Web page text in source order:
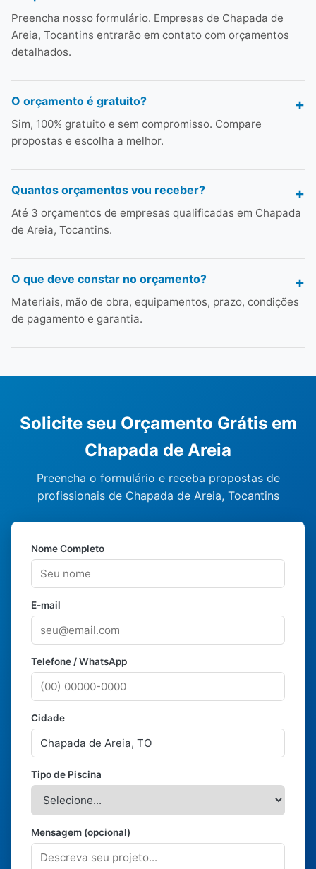
Preencha nosso formulário. Empresas de Chapada de
Areia, Tocantins entrarão em contato com orçamentos
detalhados.
O orçamento é gratuito?
Sim, 100% gratuito e sem compromisso. Compare
propostas e escolha a melhor.
Quantos orçamentos vou receber?
Até 3 orçamentos de empresas qualificadas em Chapada
de Areia, Tocantins.
O que deve constar no orçamento?
Materiais, mão de obra, equipamentos, prazo, condições
de pagamento e garantia.
Solicite seu Orçamento Grátis em
Chapada de Areia
Preencha o formulário e receba propostas de
profissionais de Chapada de Areia, Tocantins
Nome Completo
E-mail
Telefone / WhatsApp
Cidade
Tipo de Piscina
Mensagem (opcional)